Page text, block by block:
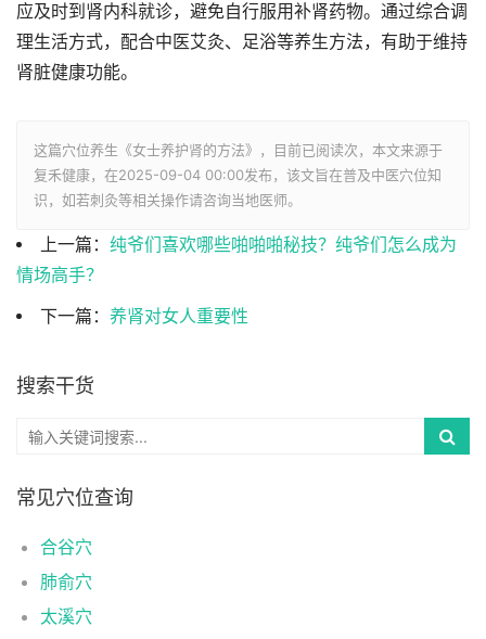
应及时到肾内科就诊，避免自行服用补肾药物。通过综合调
理生活方式，配合中医艾灸、足浴等养生方法，有助于维持
肾脏健康功能。
这篇穴位养生《女士养护肾的方法》，目前已阅读次，本文来源于
复禾健康，在2025-09-04 00:00发布，该文旨在普及中医穴位知
识，如若刺灸等相关操作请咨询当地医师。
上一篇： 纯爷们喜欢哪些啪啪啪秘技？纯爷们怎么成为
情场高手？
下一篇： 养肾对女人重要性
搜索干货
常见穴位查询
合谷穴
肺俞穴
太溪穴